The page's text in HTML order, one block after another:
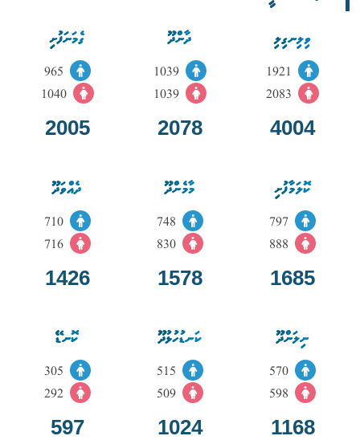
ވިލިނގިލި
1921
2083
4004
ދާންދޫ
1039
1039
2078
ގެމަނަފުށި
1040
2005
ކޮލަމާފުށި
797
888
1685
މާމެންދޫ
748
830
1578
ދެއްވަދޫ
710
716
1426
ނިލަންދޫ
570
598
1168
ކަނޑުހުޅުދޫ
515
509
1024
ކޮނޑޭ
292
597